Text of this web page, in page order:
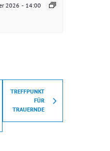
2026 - 14:00
TREFFPUNKT
FÜR
TRAUERNDE